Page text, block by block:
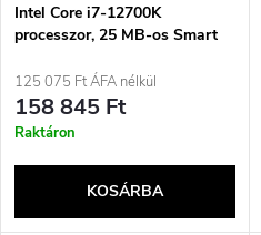
Intel Core i7-12700K
processzor, 25 MB-os Smart
125 075 Ft ÁFA nélkül
158 845 Ft
Raktáron
KOSÁRBA